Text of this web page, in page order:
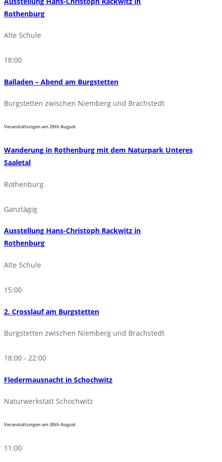
Rothenburg
Alte Schule
18:00
Balladen – Abend am Burgstetten
Burgstetten zwischen Niemberg und Brachstedt
Veranstaltungen am29thAugust
Wanderung in Rothenburg mit dem Naturpark Unteres
Saaletal
Rothenburg
Ganztägig
Ausstellung Hans-Christoph Rackwitz in
Rothenburg
Alte Schule
15:00
2. Crosslauf am Burgstetten
Burgstetten zwischen Niemberg und Brachstedt
18:00 - 22:00
Fledermausnacht in Schochwitz
Naturwerkstatt Schochwitz
Veranstaltungen am30thAugust
11:00